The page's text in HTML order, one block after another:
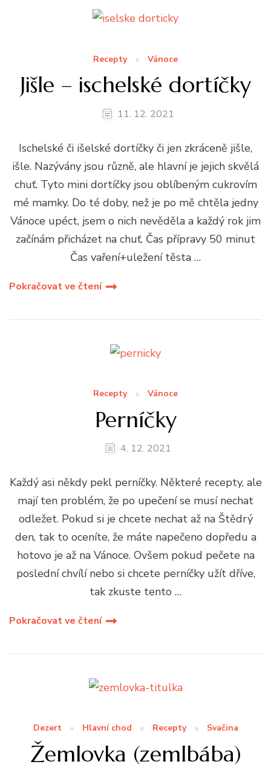
Recepty Vánoce
Jišle – ischelské dortíčky
11. 12. 2021
Ischelské či išelské dortíčky či jen zkráceně jišle,
išle. Nazývány jsou různě, ale hlavní je jejich skvělá
chuť. Tyto mini dortíčky jsou oblíbeným cukrovím
mé mamky. Do té doby, než je po mě chtěla jedny
Vánoce upéct, jsem o nich nevěděla a každý rok jim
začínám přicházet na chuť. Čas přípravy 50 minut
Čas vaření+uležení těsta …
Pokračovat ve čtení
Recepty Vánoce
Perníčky
4. 12. 2021
Každý asi někdy pekl perníčky. Některé recepty, ale
mají ten problém, že po upečení se musí nechat
odležet. Pokud si je chcete nechat až na Štědrý
den, tak to oceníte, že máte napečeno dopředu a
hotovo je až na Vánoce. Ovšem pokud pečete na
poslední chvílí nebo si chcete perníčky užít dříve,
tak zkuste tento …
Pokračovat ve čtení
Dezert Hlavní chod Recepty Svačina
Žemlovka (zemlbába)